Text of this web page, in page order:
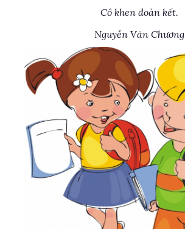
Cô khen đoàn kết.
Nguyễn Văn Chương